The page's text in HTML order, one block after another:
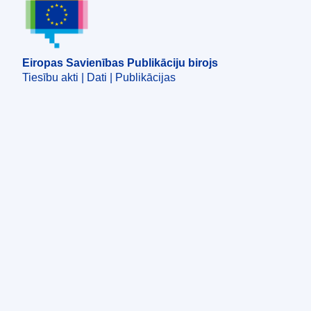
Eiropas Savienības Publikāciju birojs
Tiesību akti | Dati | Publikācijas